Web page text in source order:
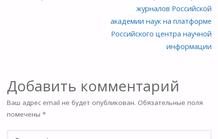
журналов Российской
академии наук на платформе
Российского центра научной
информации
Добавить комментарий
Ваш адрес email не будет опубликован. Обязательные поля
помечены *